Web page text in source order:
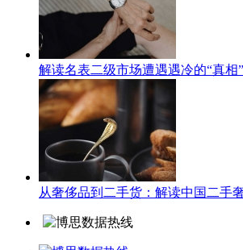
解读名表二级市场遭遇遇冷的“真相
从奢侈品到二手货：解读中国二手